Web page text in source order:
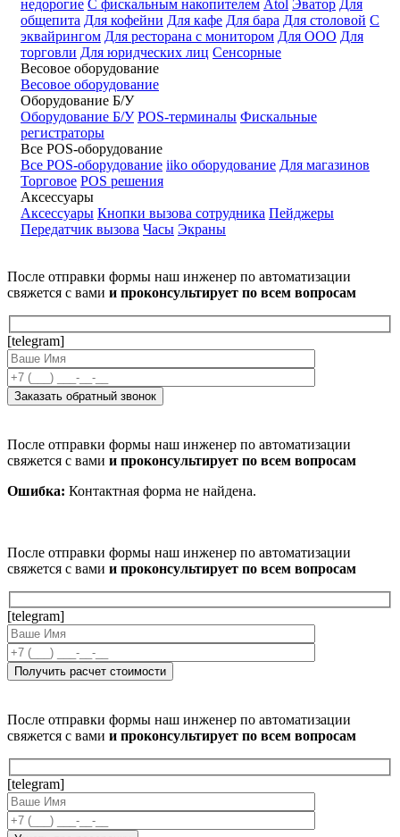
недорогие С фискальным накопителем Atol Эватор Для
общепита Для кофейни Для кафе Для бара Для столовой С
эквайрингом Для ресторана с монитором Для ООО Для
торговли Для юридческих лиц Сенсорные
Весовое оборудование
Весовое оборудование
Оборудование Б/У
Оборудование Б/У POS-терминалы Фискальные
регистраторы
Все POS-оборудование
Все POS-оборудование iiko оборудование Для магазинов
Торговое POS решения
Аксессуары
Аксессуары Кнопки вызова сотрудника Пейджеры
Передатчик вызова Часы Экраны
После отправки формы наш инженер по автоматизации
свяжется с вами и проконсультирует по всем вопросам
[telegram]
После отправки формы наш инженер по автоматизации
свяжется с вами и проконсультирует по всем вопросам
Ошибка: Контактная форма не найдена.
После отправки формы наш инженер по автоматизации
свяжется с вами и проконсультирует по всем вопросам
[telegram]
После отправки формы наш инженер по автоматизации
свяжется с вами и проконсультирует по всем вопросам
[telegram]